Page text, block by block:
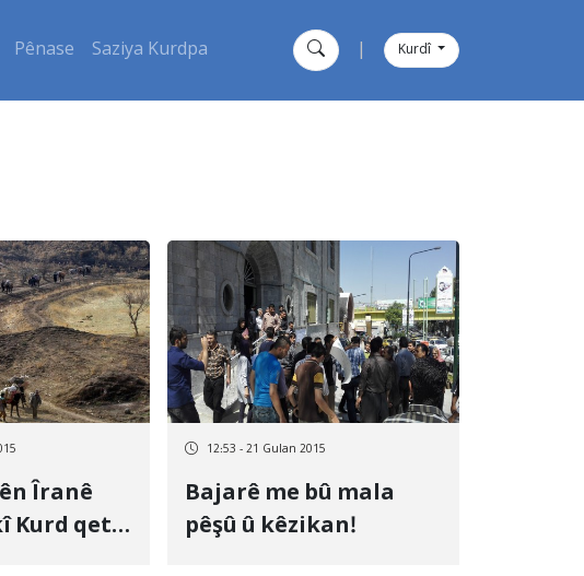
Pênase Saziya Kurdpa Kurdî
Îranê
Kurd qetil
12:53 - 21 Gulan 2015
Bajarê me bû mala
pêşû û kêzikan!